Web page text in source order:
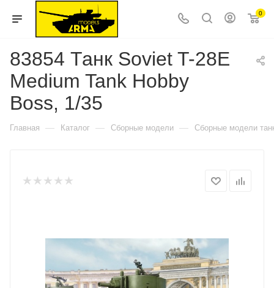
0
83854 Танк Soviet T-28E
Medium Tank Hobby
Boss, 1/35
Главная — Каталог — Сборные модели — Сборные модели